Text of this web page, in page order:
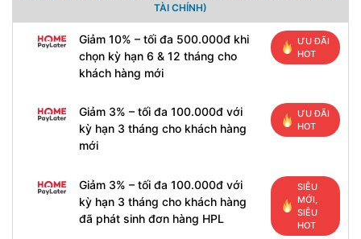
TÀI CHÍNH)
Giảm 10% – tối đa 500.000đ khi
chọn kỳ hạn 6 & 12 tháng cho
khách hàng mới
ƯU ĐÃI
HOT
Giảm 3% – tối đa 100.000đ với
kỳ hạn 3 tháng cho khách hàng
mới
ƯU ĐÃI
HOT
Giảm 3% – tối đa 100.000đ với
kỳ hạn 3 tháng cho khách hàng
đã phát sinh đơn hàng HPL
SIÊU
MỚI,
SIÊU
HOT